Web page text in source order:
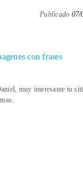
Publicado 07/
con frases
muy interesante tu